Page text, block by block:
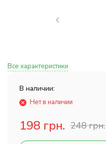
Все характеристики
В наличии:
Нет в наличии
198 грн. 248 грн.